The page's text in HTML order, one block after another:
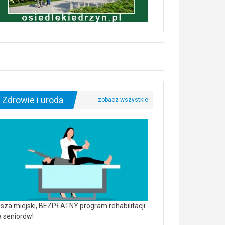
Zdrowie i uroda
miejski, BEZPŁATNY program rehabilitacji
seniorów!